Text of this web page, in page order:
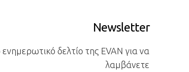
Newsletter
δελτίο της EVAN για να
λαμβάνετε